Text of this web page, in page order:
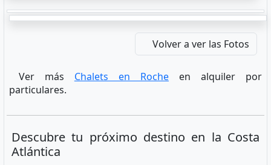
Volver a ver las Fotos
Ver más Chalets en Roche en alquiler por
particulares.
Descubre tu próximo destino en la Costa
Atlántica